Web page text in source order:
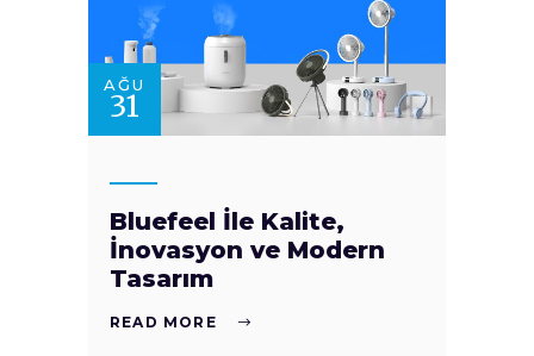
AĞU
31
Bluefeel İle Kalite,
İnovasyon ve Modern
Tasarım
READ MORE